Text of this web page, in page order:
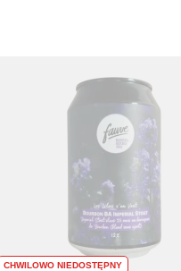
CHWILOWO NIEDOSTĘPNY